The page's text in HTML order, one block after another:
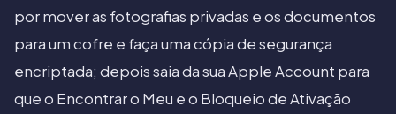
por mover as fotografias privadas e os documentos
para um cofre e faça uma cópia de segurança
encriptada; depois saia da sua Apple Account para
que o Encontrar o Meu e o Bloqueio de Ativação